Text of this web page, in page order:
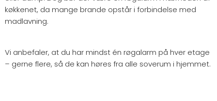
køkkenet, da mange brande opstår i forbindelse med
madlavning.
Vi anbefaler, at du har mindst én røgalarm på hver etage
– gerne flere, så de kan høres fra alle soverum i hjemmet.